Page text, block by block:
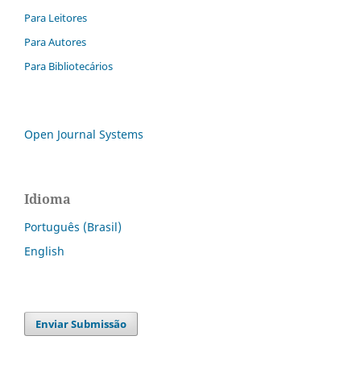
Para Leitores
Para Autores
Para Bibliotecários
Open Journal Systems
Idioma
Português (Brasil)
English
Enviar Submissão